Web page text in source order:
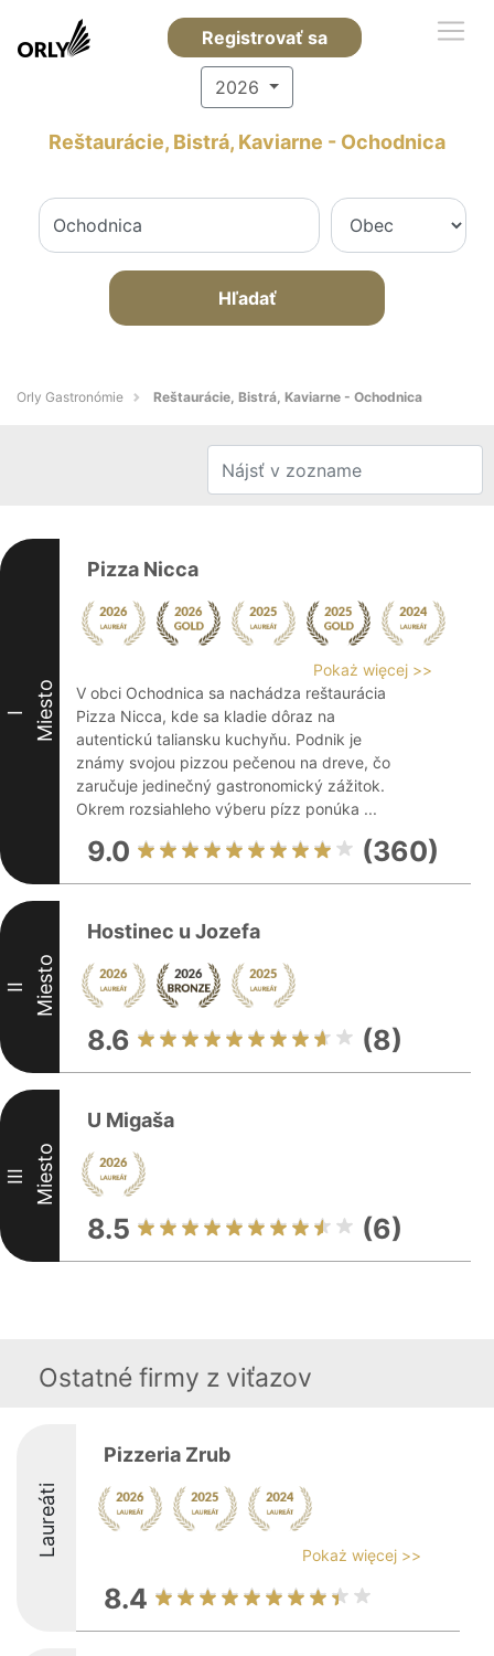
Registrovať sa
2026
Reštaurácie, Bistrá, Kaviarne - Ochodnica
Hľadať
Orly Gastronómie Reštaurácie, Bistrá, Kaviarne - Ochodnica
I Miesto
Pizza Nicca
Pokaż więcej >>
V obci Ochodnica sa nachádza reštaurácia
Pizza Nicca, kde sa kladie dôraz na
autentickú taliansku kuchyňu. Podnik je
známy svojou pizzou pečenou na dreve, čo
zaručuje jedinečný gastronomický zážitok.
Okrem rozsiahleho výberu pízz ponúka ...
9.0 (360)
II Miesto
Hostinec u Jozefa
8.6 (8)
III Miesto
U Migaša
8.5 (6)
Ostatné firmy z viťazov
Laureáti
Pizzeria Zrub
Pokaż więcej >>
8.4